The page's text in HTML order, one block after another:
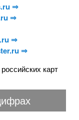
⇒
⇒
⇒
⇒
карт